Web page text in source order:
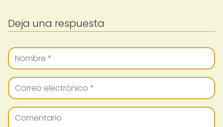
Deja una respuesta